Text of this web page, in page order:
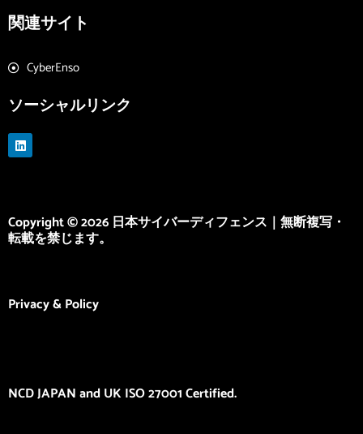
関連サイト
CyberEnso
ソーシャルリンク
L
i
n
n
Copyright © 2026 日本サイバーディフェンス｜無断複写・
転載を禁じます。
Privacy & Policy
NCD JAPAN and UK ISO 27001 Certified.